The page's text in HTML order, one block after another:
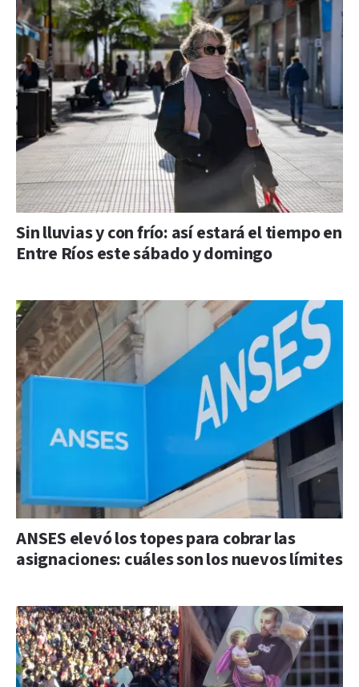
Sin lluvias y con frío: así estará el tiempo en
Entre Ríos este sábado y domingo
ANSES elevó los topes para cobrar las
asignaciones: cuáles son los nuevos límites